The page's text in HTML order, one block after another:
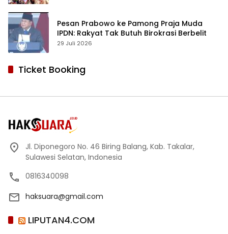
Pesan Prabowo ke Pamong Praja Muda
IPDN: Rakyat Tak Butuh Birokrasi Berbelit
29 Juli 2026
Ticket Booking
Jl. Diponegoro No. 46 Biring Balang, Kab. Takalar,
Sulawesi Selatan, Indonesia
0816340098
haksuara@gmail.com
LIPUTAN4.COM